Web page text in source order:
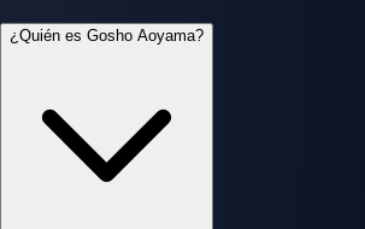
¿Quién es Gosho Aoyama?